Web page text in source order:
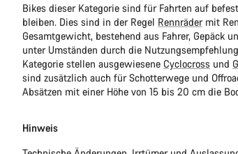
Bikes dieser Kategorie sind für Fahrten auf
bleiben. Dies sind in der Regel Rennrädermit
Gesamtgewicht, bestehend aus Fahrer, Gepäck
unter Umständen durch die
Kategorie stellen ausgewiesene Cyclocross und
sind zusätzlich auch für Schotterwege und
Absätzen mit einer Höhe von 15 bis 20 cm die
Hinweis